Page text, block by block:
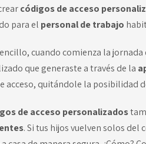
códigos de acceso
para el personal de trabajo
cuando comienza la
que generaste a través de la
acceso, quitándole la posibilidad
de acceso personalizados
. Si tus hijos vuelven solos